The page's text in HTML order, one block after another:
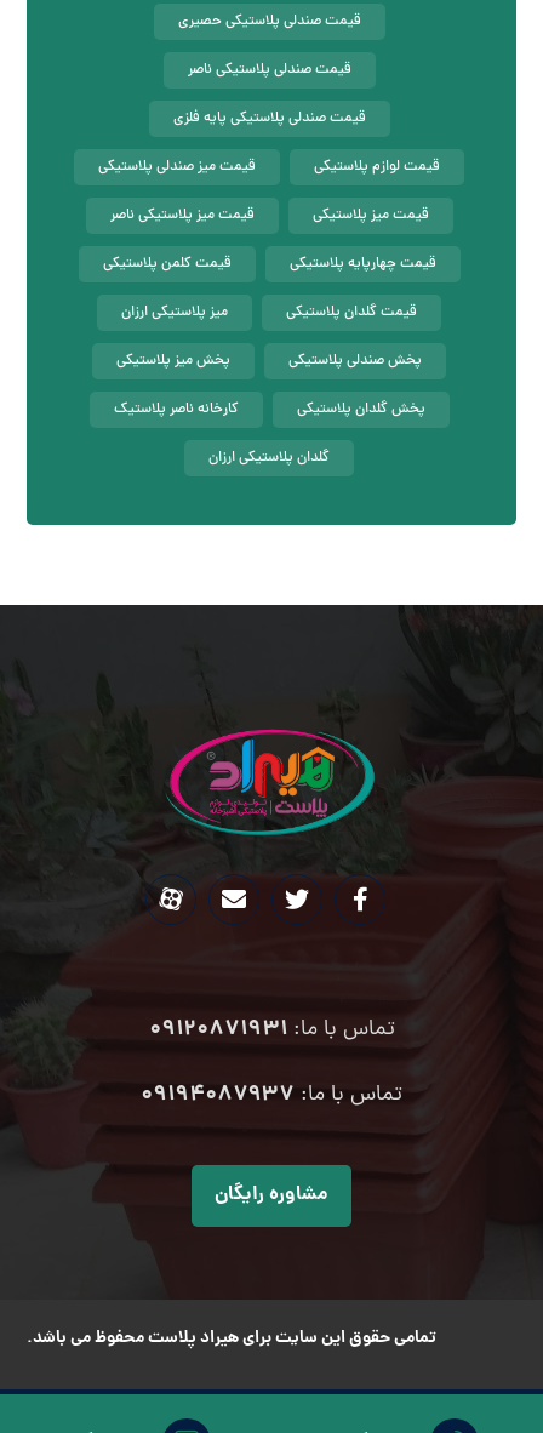
قیمت صندلی پلاستیکی حصیری
قیمت صندلی پلاستیکی ناصر
قیمت صندلی پلاستیکی پایه فلزی
قیمت لوازم پلاستیکی قیمت میز صندلی پلاستیکی
قیمت میز پلاستیکی قیمت میز پلاستیکی ناصر
قیمت چهارپایه پلاستیکی قیمت کلمن پلاستیکی
قیمت گلدان پلاستیکی میز پلاستیکی ارزان
پخش صندلی پلاستیکی پخش میز پلاستیکی
پخش گلدان پلاستیکی کارخانه ناصر پلاستیک
گلدان پلاستیکی ارزان
تماس با ما:09120871931
تماس با ما: ۰۹۱۹۴۰۸۷۹۳۷
مشاوره رایگان
تمامی حقوق این سایت برای هیراد پلاست محفوظ می باشد.